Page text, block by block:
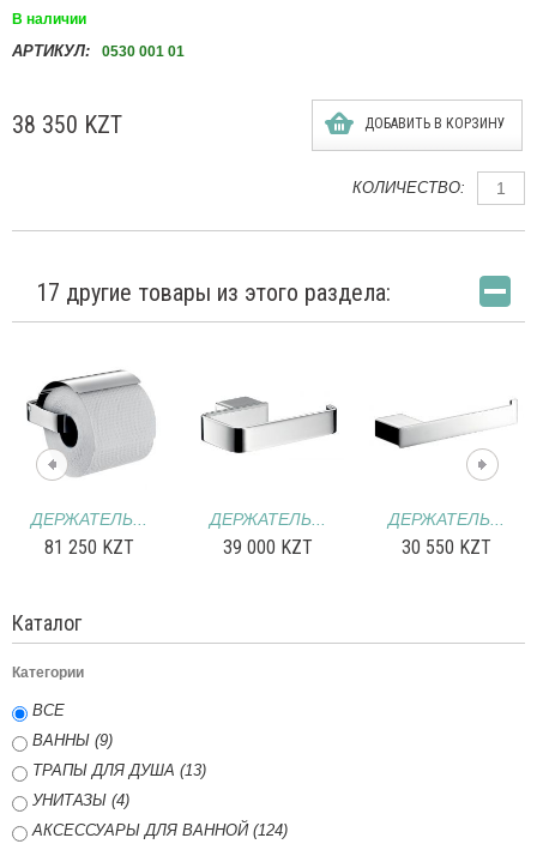
В наличии
АРТИКУЛ: 0530 001 01
38 350 KZT ДОБАВИТЬ В КОРЗИНУ
КОЛИЧЕСТВО:
17 другие товары из этого раздела:
ДЕРЖАТЕЛЬ...
81 250 KZT
ДЕРЖАТЕЛЬ...
39 000 KZT
ДЕРЖАТЕЛЬ...
30 550 KZT
Каталог
Категории
ВСЕ
ВАННЫ (9)
ТРАПЫ ДЛЯ ДУША (13)
УНИТАЗЫ (4)
АКСЕССУАРЫ ДЛЯ ВАННОЙ (124)